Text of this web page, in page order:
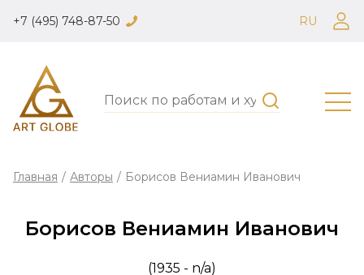
+7 (495) 748-87-50 RU
Главная / Авторы / Борисов Вениамин Иванович
Борисов Вениамин Иванович
(1935 - n/a)